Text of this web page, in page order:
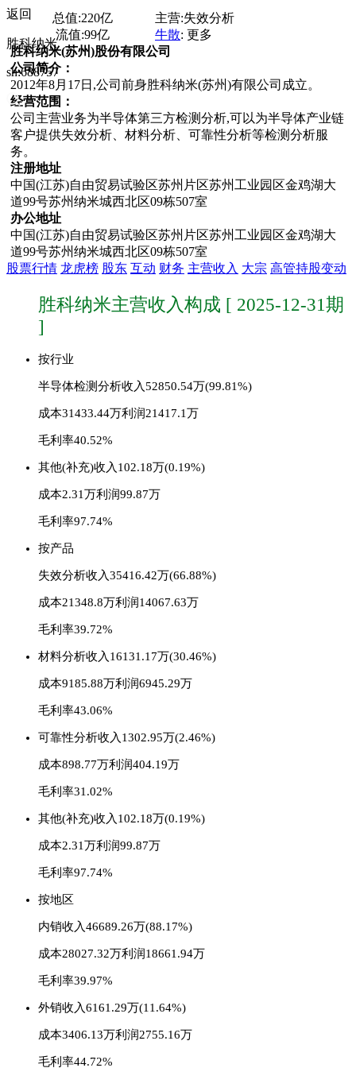
返回
胜科纳米
sh:688757
总值:220亿 主营:失效分析
流值:99亿 牛散: 更多
胜科纳米(苏州)股份有限公司
公司简介：
2012年8月17日,公司前身胜科纳米(苏州)有限公司成立。
经营范围：
公司主营业务为半导体第三方检测分析,可以为半导体产业链
客户提供失效分析、材料分析、可靠性分析等检测分析服
务。
注册地址
中国(江苏)自由贸易试验区苏州片区苏州工业园区金鸡湖大
道99号苏州纳米城西北区09栋507室
办公地址
中国(江苏)自由贸易试验区苏州片区苏州工业园区金鸡湖大
道99号苏州纳米城西北区09栋507室
股票行情 龙虎榜 股东 互动 财务 主营收入 大宗 高管持股变动
胜科纳米主营收入构成 [ 2025-12-31期
]
按行业
半导体检测分析收入52850.54万(99.81%)
成本31433.44万利润21417.1万
毛利率40.52%
其他(补充)收入102.18万(0.19%)
成本2.31万利润99.87万
毛利率97.74%
按产品
失效分析收入35416.42万(66.88%)
成本21348.8万利润14067.63万
毛利率39.72%
材料分析收入16131.17万(30.46%)
成本9185.88万利润6945.29万
毛利率43.06%
可靠性分析收入1302.95万(2.46%)
成本898.77万利润404.19万
毛利率31.02%
其他(补充)收入102.18万(0.19%)
成本2.31万利润99.87万
毛利率97.74%
按地区
内销收入46689.26万(88.17%)
成本28027.32万利润18661.94万
毛利率39.97%
外销收入6161.29万(11.64%)
成本3406.13万利润2755.16万
毛利率44.72%